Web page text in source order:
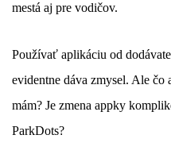
mestá aj pre vodičov.
Používať aplikáciu od
evidentne dáva zmysel. Ale
mám? Je zmena appky
ParkDots?